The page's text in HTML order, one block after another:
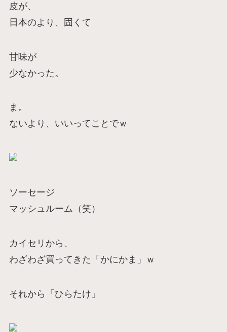
皮が、
日本のより、固くて
甘味が
少なかった。
ま。
ないより、いいってことでｗ
ソーセージ
マッシュルーム（笑）
カイセリから、
わざわざ買ってきた「かにかま」ｗ
それから「ひらたけ」